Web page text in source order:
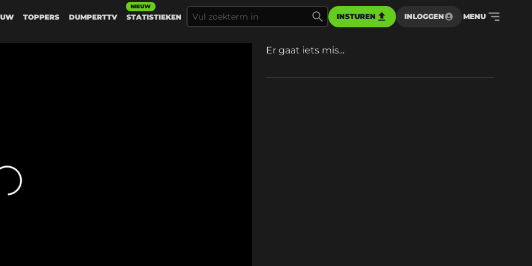
TOPPERS DUMPERTTV STATISTIEKEN
NIEUW
INSTUREN INLOGGEN MENU
Er gaat iets mis...